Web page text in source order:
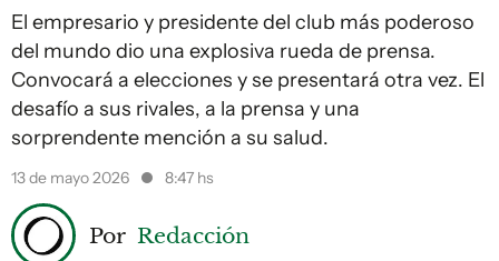
El empresario y presidente del club más poderoso
del mundo dio una explosiva rueda de prensa.
Convocará a elecciones y se presentará otra vez. El
desafío a sus rivales, a la prensa y una
sorprendente mención a su salud.
13 de mayo 2026 8:47 hs
Por Redacción